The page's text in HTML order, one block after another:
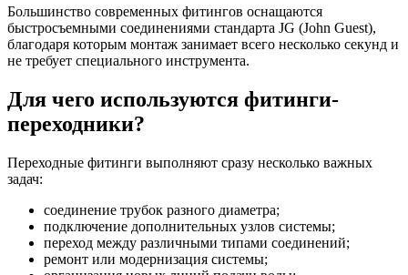
Большинство современных фитингов оснащаются
быстросъемными соединениями стандарта JG (John Guest),
благодаря которым монтаж занимает всего несколько секунд и
не требует специального инструмента.
Для чего используются фитинги-
переходники?
Переходные фитинги выполняют сразу несколько важных
задач:
соединение трубок разного диаметра;
подключение дополнительных узлов системы;
переход между различными типами соединений;
ремонт или модернизация системы;